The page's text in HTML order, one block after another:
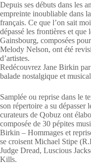
Depuis ses débuts dans les
empreinte inoubliable dans
français. Ce que l’on sait
dépassé les frontières et que
Gainsbourg, composées
Melody Nelson, ont été
d’artistes.
Redécouvrez Jane Birkin
balade nostalgique et
Samplée ou reprise dans le
son répertoire a su dépasser
curateurs de Qobuz ont
composée de 30 pépites
Birkin – Hommages et
se croisent Michael Stipe
Judge Dread, Luscious
Kills.